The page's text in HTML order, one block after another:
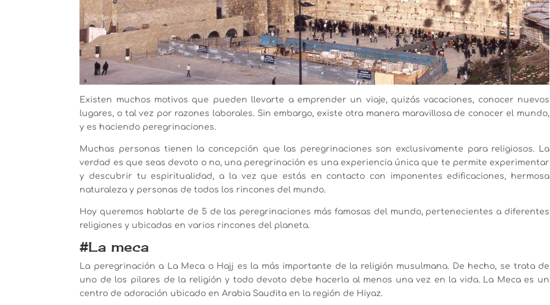
Existen muchos motivos que pueden llevarte a emprender un viaje, quizás vacaciones, conocer nuevos
lugares, o tal vez por razones laborales. Sin embargo, existe otra manera maravillosa de conocer el mundo,
y es haciendo peregrinaciones.
Muchas personas tienen la concepción que las peregrinaciones son exclusivamente para religiosos. La
verdad es que seas devoto o no, una peregrinación es una experiencia única que te permite experimentar
y descubrir tu espiritualidad, a la vez que estás en contacto con imponentes edificaciones, hermosa
naturaleza y personas de todos los rincones del mundo.
Hoy queremos hablarte de 5 de las peregrinaciones más famosas del mundo, pertenecientes a diferentes
religiones y ubicadas en varios rincones del planeta.
#La meca
La peregrinación a La Meca o Hajj es la más importante de la religión musulmana. De hecho, se trata de
uno de los pilares de la religión y todo devoto debe hacerla al menos una vez en la vida. La Meca es un
centro de adoración ubicado en Arabia Saudita en la región de Hiyaz.